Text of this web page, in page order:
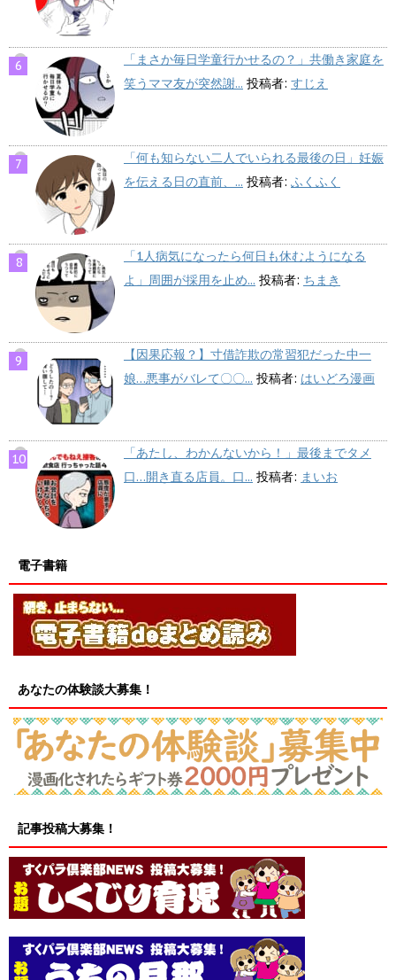
「まさか毎日学童行かせるの？」共働き家庭を
笑うママ友が突然謝... 投稿者: すじえ
「何も知らない二人でいられる最後の日」妊娠
を伝える日の直前、... 投稿者: ふくふく
「1人病気になったら何日も休むようになる
よ」周囲が採用を止め... 投稿者: ちまき
【因果応報？】寸借詐欺の常習犯だった中一
娘…悪事がバレて〇〇... 投稿者: はいどろ漫画
「あたし、わかんないから！」最後までタメ
口…開き直る店員。口... 投稿者: まいお
電子書籍
あなたの体験談大募集！
記事投稿大募集！